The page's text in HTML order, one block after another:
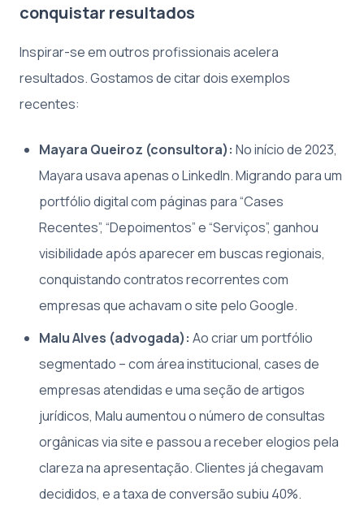
conquistar resultados
Inspirar-se em outros profissionais acelera
resultados. Gostamos de citar dois exemplos
recentes:
Mayara Queiroz (consultora): No início de 2023,
Mayara usava apenas o LinkedIn. Migrando para um
portfólio digital com páginas para “Cases
Recentes”, “Depoimentos” e “Serviços”, ganhou
visibilidade após aparecer em buscas regionais,
conquistando contratos recorrentes com
empresas que achavam o site pelo Google.
Malu Alves (advogada): Ao criar um portfólio
segmentado – com área institucional, cases de
empresas atendidas e uma seção de artigos
jurídicos, Malu aumentou o número de consultas
orgânicas via site e passou a receber elogios pela
clareza na apresentação. Clientes já chegavam
decididos, e a taxa de conversão subiu 40%.